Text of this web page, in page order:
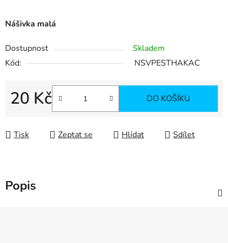
Nášivka malá
Dostupnost
Skladem
Kód:
NSVPESTHAKAC
20 Kč
Měrná cena:
DO KOŠÍKU
Tisk Zeptat se Hlídat Sdílet
Popis